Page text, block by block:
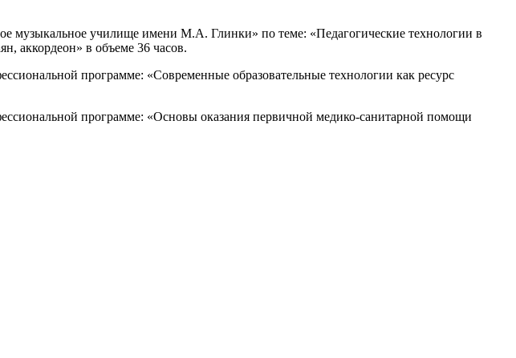
музыкальное училище имени М.А. Глинки» по теме: «Педагогические технологии в
аккордеон» в объеме 36 часов.
программе: «Современные образовательные технологии как ресурс
программе: «Основы оказания первичной медико-санитарной помощи